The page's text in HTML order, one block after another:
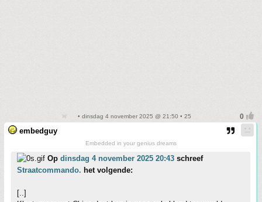
• dinsdag 4 november 2025 @ 21:50 • 25
embedguy
Embedded in your genius dreams
Op dinsdag 4 november 2025 20:43 schreef
Straatcommando. het volgende:
[..]